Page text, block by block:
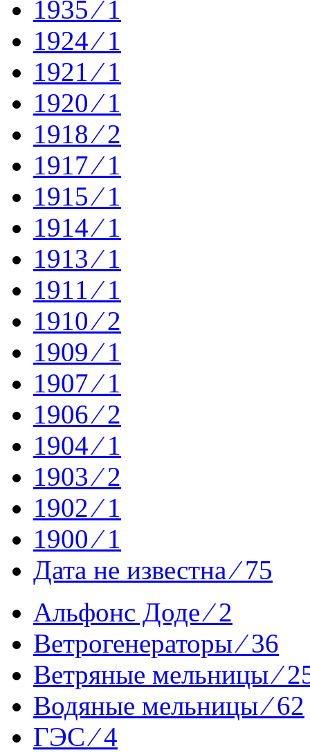
1935 ⁄ 1
1924 ⁄ 1
1921 ⁄ 1
1920 ⁄ 1
1918 ⁄ 2
1917 ⁄ 1
1915 ⁄ 1
1914 ⁄ 1
1913 ⁄ 1
1911 ⁄ 1
1910 ⁄ 2
1909 ⁄ 1
1907 ⁄ 1
1906 ⁄ 2
1904 ⁄ 1
1903 ⁄ 2
1902 ⁄ 1
1900 ⁄ 1
Дата не известна ⁄ 75
Альфонс Доде ⁄ 2
Ветрогенераторы ⁄ 36
Ветряные мельницы ⁄
Водяные мельницы ⁄ 62
ГЭС ⁄ 4